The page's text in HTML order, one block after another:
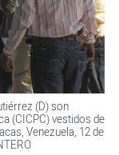
(D) son
(CICPC) vestidos de
Venezuela, 12 de